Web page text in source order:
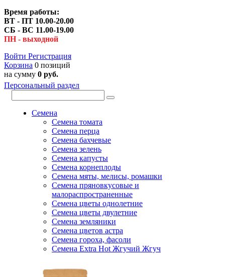
Время работы:
ВТ - ПТ 10.00-20.00
СБ - ВС 11.00-19.00
ПН - выходной
Войти Регистрация
Корзина 0 позиций
на сумму 0 руб.
Персональный раздел
Семена
Семена томата
Семена перца
Семена бахчевые
Семена зелень
Семена капусты
Семена корнеплоды
Семена мяты, мелисы, ромашки
Семена пряновкусовые и
малораспространенные
Семена цветы однолетние
Семена цветы двулетние
Семена земляники
Семена цветов астра
Семена гороха, фасоли
Семена Extra Hot Жгучий Жгуч